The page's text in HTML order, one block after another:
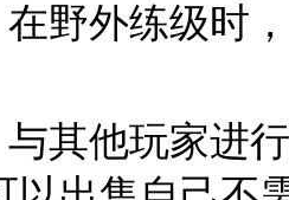
野外练级时
其他玩家进